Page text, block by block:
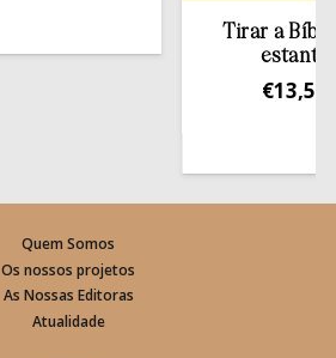
Tirar a Bíblia da
estante
13,50
Quem Somos
Os nossos projetos
As Nossas Editoras
Atualidade